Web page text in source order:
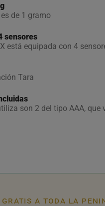
de 1 gramo
sensores
está equipada con 4
Tara
son 2 del tipo AAA, que
gratis a toda la